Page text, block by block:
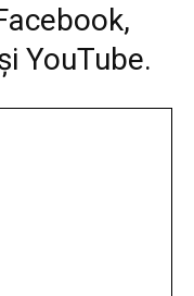
YouTube.